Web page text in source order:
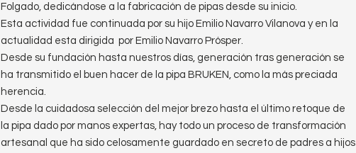
Folgado, dedicándose a la fabricación de pipas desde su inicio.
Esta actividad fue continuada por su hijo Emilio Navarro Vilanova y en la
actualidad esta dirigida por Emilio Navarro Prósper.
Desde su fundación hasta nuestros días, generación tras generación se
ha transmitido el buen hacer de la pipa BRUKEN, como la más preciada
herencia.
Desde la cuidadosa selección del mejor brezo hasta el último retoque de
la pipa dado por manos expertas, hay todo un proceso de transformación
artesanal que ha sido celosamente guardado en secreto de padres a hijos